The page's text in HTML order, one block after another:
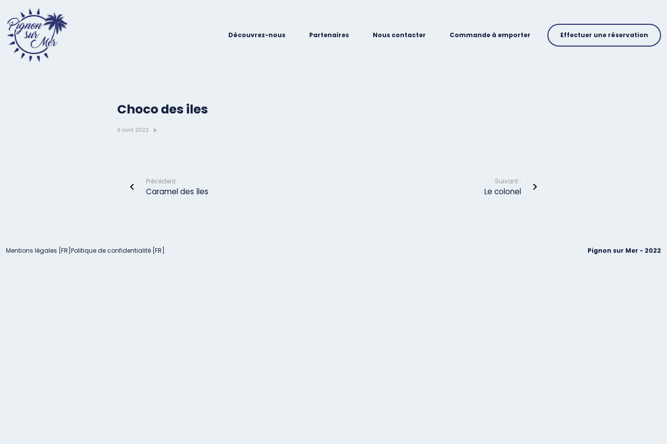
Découvrez-nous Partenaires Nous contacter Commande à emporter Effectuer une réservation
Choco des iles
6 avril 2022
Précédent :
Caramel des îles
Suivant :
Le colonel
Mentions légales [FR] Politique de confidentialité [FR] Pignon sur Mer - 2022